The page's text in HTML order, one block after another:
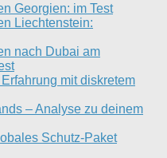
Georgien: im Test
Liechtenstein:
nach Dubai am
mit diskretem
– Analyse zu deinem
Schutz-Paket